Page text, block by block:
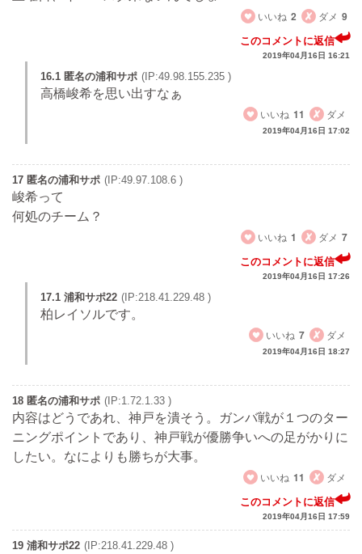
いいね 2 ダメ 9
このコメントに返信
2019年04月16日 16:21
16.1 匿名の浦和サポ (IP:49.98.155.235 )
高橋峻希を思い出すなぁ
いいね 11 ダメ
2019年04月16日 17:02
17 匿名の浦和サポ (IP:49.97.108.6 )
峻希って
何処のチーム？
いいね 1 ダメ 7
このコメントに返信
2019年04月16日 17:26
17.1 浦和サポ22 (IP:218.41.229.48 )
柏レイソルです。
いいね 7 ダメ
2019年04月16日 18:27
18 匿名の浦和サポ (IP:1.72.1.33 )
内容はどうであれ、神戸を潰そう。ガンバ戦が１つのター
ニングポイントであり、神戸戦が優勝争いへの足がかりに
したい。なによりも勝ちが大事。
いいね 11 ダメ
このコメントに返信
2019年04月16日 17:59
19 浦和サポ22 (IP:218.41.229.48 )